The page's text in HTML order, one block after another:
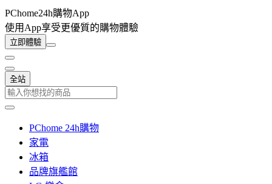
PChome24h購物App
使用App享受更優質的購物體驗
立即體驗
全站
PChome 24h購物
家電
冰箱
品牌旗艦館